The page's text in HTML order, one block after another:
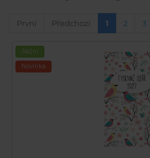
První Předchozí 1 2 3
Akční
Novinka